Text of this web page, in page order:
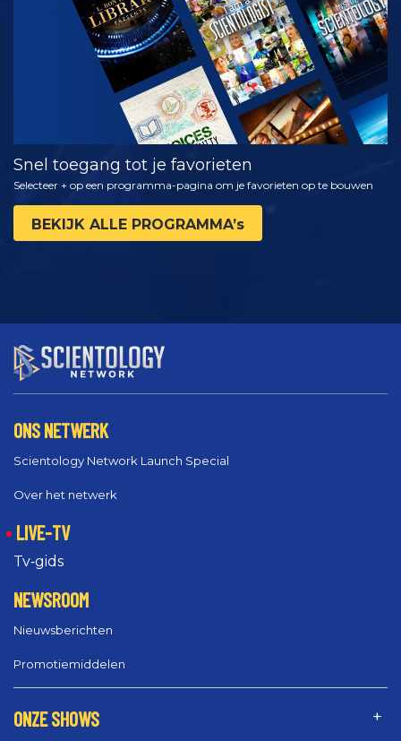
SERIE
Snel toegang tot je favorieten
Selecteer + op een programma-pagina om je favorieten op te bouwen
BEKIJK ALLE PROGRAMMA’s
ONS NETWERK
Scientology Network Launch Special
Over het netwerk
LIVE-TV
Tv‑gids
NEWSROOM
Nieuwsberichten
Promotiemiddelen
ONZE SHOWS